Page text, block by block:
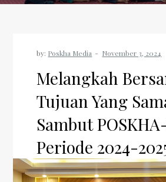
by: Poskha Media
Melangkah
Tujuan Yang
Sambut
Periode 2024-